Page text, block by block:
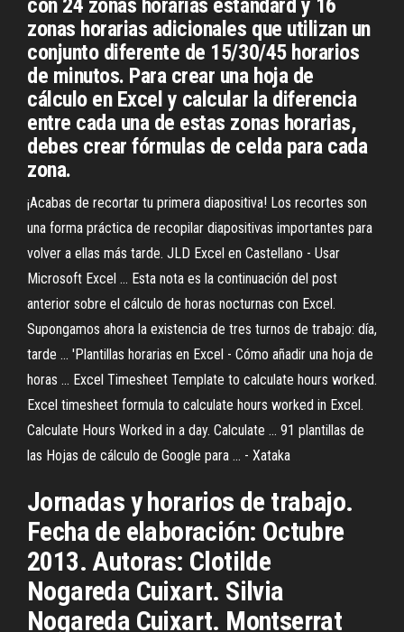
con 24 zonas horarias estandard y 16
zonas horarias adicionales que utilizan un
conjunto diferente de 15/30/45 horarios
de minutos. Para crear una hoja de
cálculo en Excel y calcular la diferencia
entre cada una de estas zonas horarias,
debes crear fórmulas de celda para cada
zona.
¡Acabas de recortar tu primera diapositiva! Los recortes son
una forma práctica de recopilar diapositivas importantes para
volver a ellas más tarde. JLD Excel en Castellano - Usar
Microsoft Excel ... Esta nota es la continuación del post
anterior sobre el cálculo de horas nocturnas con Excel.
Supongamos ahora la existencia de tres turnos de trabajo: día,
tarde ... 'Plantillas horarias en Excel - Cómo añadir una hoja de
horas ... Excel Timesheet Template to calculate hours worked.
Excel timesheet formula to calculate hours worked in Excel.
Calculate Hours Worked in a day. Calculate ... 91 plantillas de
las Hojas de cálculo de Google para ... - Xataka
Jornadas y horarios de trabajo.
Fecha de elaboración: Octubre
2013. Autoras: Clotilde
Nogareda Cuixart. Silvia
Nogareda Cuixart. Montserrat